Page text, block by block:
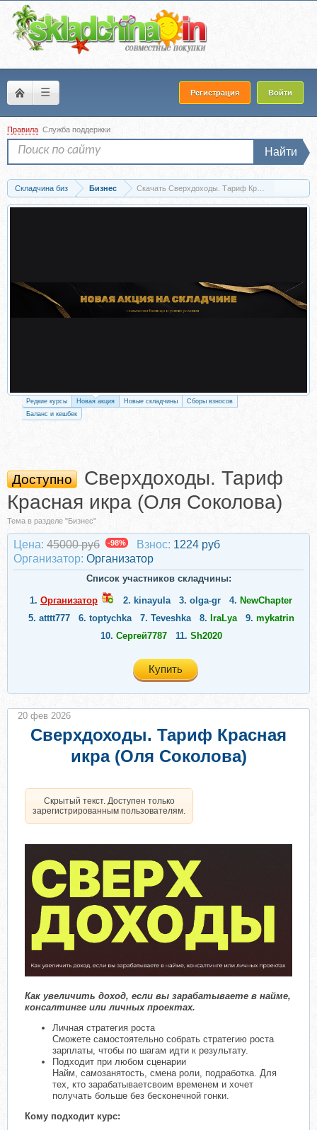
☰ Регистрация Войти
Правила Служба поддержки
Найти
Складчина биз Бизнес Скачать Сверхдоходы. Тариф Красная икра
Редкие курсы Новая акция Новые складчины
Сборы взносов
Баланс и кешбек
Доступно
Сверхдоходы. Тариф
Красная икра (Оля Соколова)
Тема в разделе "Бизнес"
Цена: 45000 руб -98% Взнос: 1224 руб
Организатор: Организатор
Список участников складчины:
1. Организатор 2. kinayula 3. olga-gr 4. NewChapter
5. atttt777 6. toptychka 7. Teveshka 8. IraLya 9. mykatrin
10. Сергей7787 11. Sh2020
Купить
Сверхдоходы. Тариф Красная
икра (Оля Соколова)
Скрытый текст. Доступен только
зарегистрированным пользователям.
Как увеличить доход, если вы зарабатываете в найме,
консалтинге или личных проектах.
Личная стратегия роста
Сможете самостоятельно собрать стратегию роста
зарплаты, чтобы по шагам идти к результату.
Подходит при любом сценарии
Найм, самозанятость, смена роли, подработка. Для
тех, кто зарабатываетсвоим временем и хочет
получать больше без бесконечной гонки.
Кому подходит курс:
20 фев 2026